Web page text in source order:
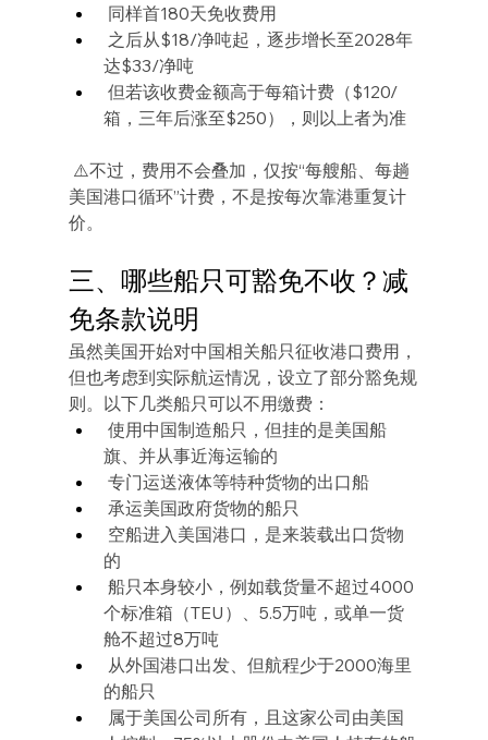
同样首180天免收费用
之后从$18/净吨起，逐步增长至2028年
达$33/净吨
但若该收费金额高于每箱计费（$120/
箱，三年后涨至$250），则以上者为准
⚠️不过，费用不会叠加，仅按“每艘船、每趟
美国港口循环”计费，不是按每次靠港重复计
价。
三、哪些船只可豁免不收？减
免条款说明
虽然美国开始对中国相关船只征收港口费用，
但也考虑到实际航运情况，设立了部分豁免规
则。以下几类船只可以不用缴费：
使用中国制造船只，但挂的是美国船
旗、并从事近海运输的
专门运送液体等特种货物的出口船
承运美国政府货物的船只
空船进入美国港口，是来装载出口货物
的
船只本身较小，例如载货量不超过4000
个标准箱（TEU）、5.5万吨，或单一货
舱不超过8万吨
从外国港口出发、但航程少于2000海里
的船只
属于美国公司所有，且这家公司由美国